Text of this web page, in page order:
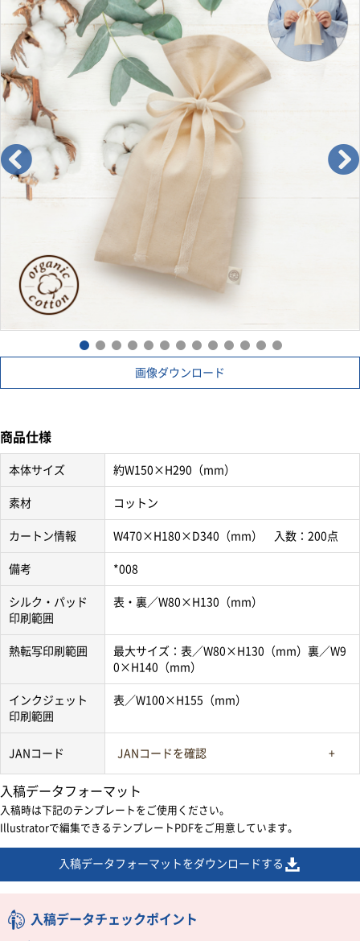
画像ダウンロード
商品仕様
本体サイズ 約W150×H290（mm）
素材 コットン
カートン情報 W470×H180×D340（mm） 入数：200点
備考 *008
シルク・パッド
印刷範囲
表・裏／W80×H130（mm）
熱転写印刷範囲
最大サイズ：表／W80×H130（mm）裏／W9
0×H140（mm）
インクジェット
印刷範囲
表／W100×H155（mm）
JANコード JANコードを確認
入稿データフォーマット
入稿時は下記のテンプレートをご使用ください。
Illustratorで編集できるテンプレートPDFをご用意しています。
入稿データフォーマットをダウンロードする
入稿データチェックポイント